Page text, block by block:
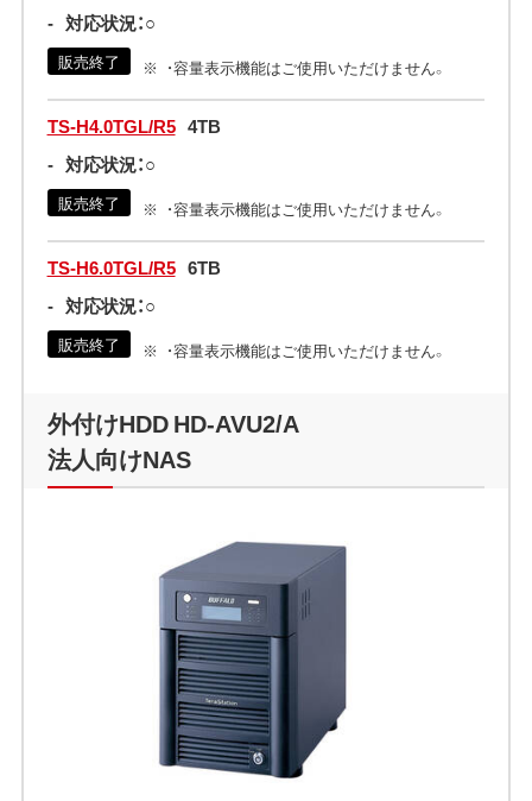
- 対応状況：○
販売終了 ・容量表示機能はご使用いただけません。
TS-H4.0TGL/R5 4TB
- 対応状況：○
販売終了 ・容量表示機能はご使用いただけません。
TS-H6.0TGL/R5 6TB
- 対応状況：○
販売終了 ・容量表示機能はご使用いただけません。
外付けHDD HD-AVU2/A
法人向けNAS